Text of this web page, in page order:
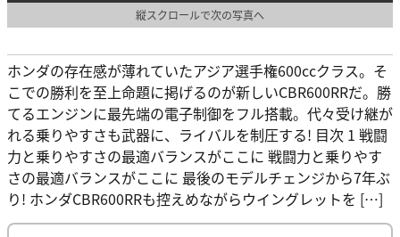
縦スクロールで次の写真へ
ホンダの存在感が薄れていたアジア選手権600ccクラス。そ
こでの勝利を至上命題に掲げるのが新しいCBR600RRだ。勝
てるエンジンに最先端の電子制御をフル搭載。代々受け継が
れる乗りやすさも武器に、ライバルを制圧する! 目次 1 戦闘
力と乗りやすさの最適バランスがここに 戦闘力と乗りやす
さの最適バランスがここに 最後のモデルチェンジから7年ぶ
り! ホンダCBR600RRも控えめながらウイングレットを […]